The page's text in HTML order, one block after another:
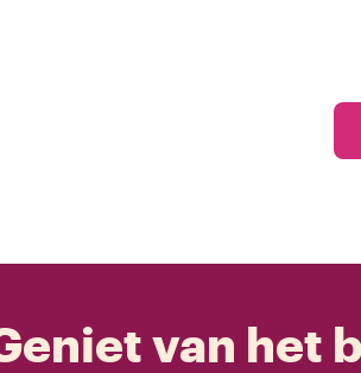
van het